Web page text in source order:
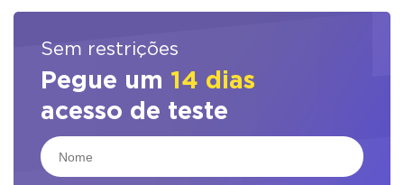
Sem restrições
Pegue um 14 dias
acesso de teste